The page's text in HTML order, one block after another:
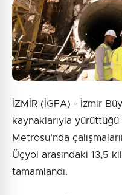
İZMİR (İGFA) - İzmir
kaynaklarıyla
Metrosu’nda
Üçyol arasındaki 13,5
tamamlandı.